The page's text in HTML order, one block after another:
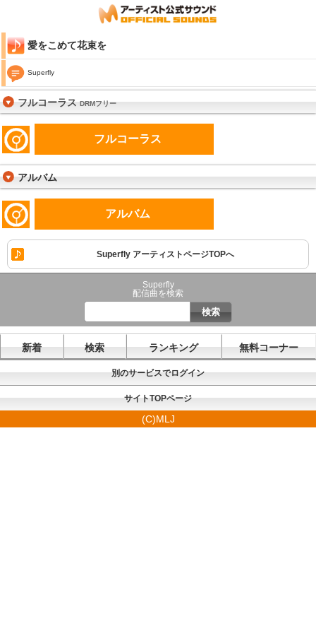
愛をこめて花束を
Superfly
フルコーラスDRMフリー
フルコーラス
アルバム
アルバム
Superfly アーティストページTOPへ
Superfly
配信曲を検索
新着 検索 ランキング 無料コーナー
別のサービスでログイン
サイトTOPページ
(C)MLJ